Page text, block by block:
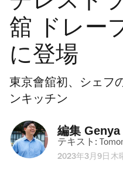
舘 ドレー
に登場
東京會舘初、シェフ
ンキッチン
編集
テキスト:
2023年3月9日木